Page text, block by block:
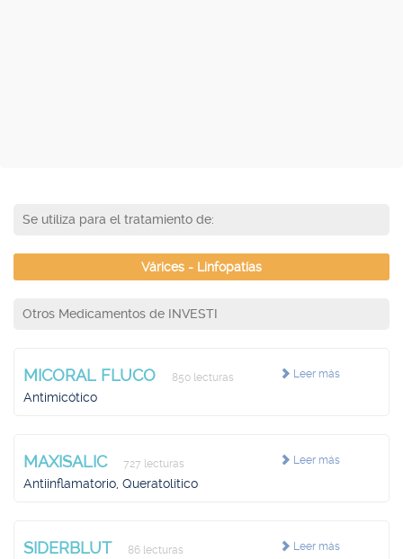
Se utiliza para el tratamiento de:
Várices - Linfopatías
Otros Medicamentos de INVESTI
Leer más
MICORAL FLUCO 850 lecturas
Antimicótico
Leer más
MAXISALIC 727 lecturas
Antiinflamatorio, Queratolítico
Leer más
SIDERBLUT 86 lecturas